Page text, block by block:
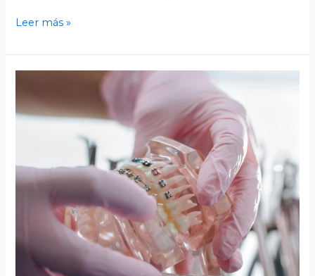
Leer más »
Romero:
en
Valladolid